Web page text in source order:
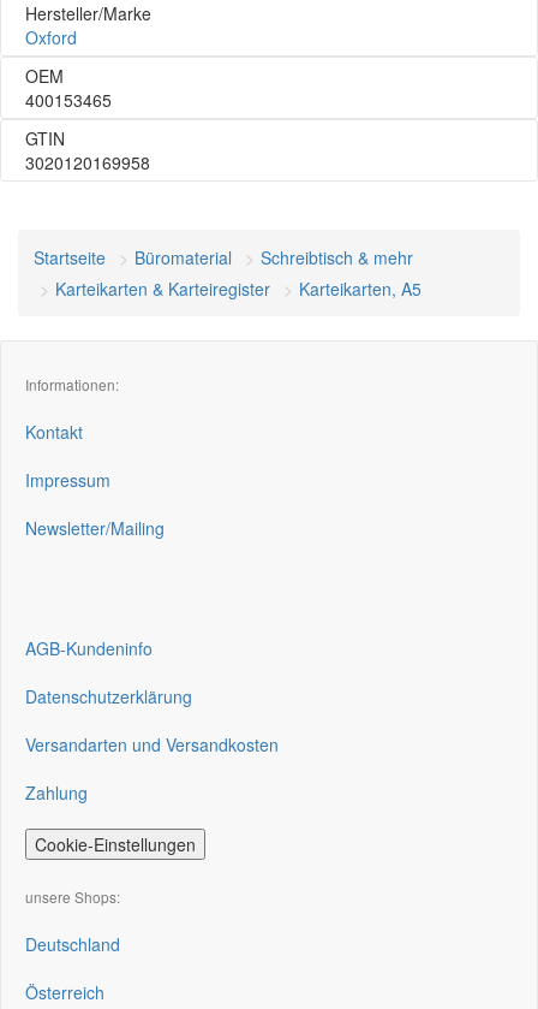
Hersteller/Marke
Oxford
OEM
400153465
GTIN
3020120169958
Startseite Büromaterial
Schreibtisch & mehr
Karteikarten & Karteiregister
Karteikarten, A5
Informationen:
Kontakt
Impressum
Newsletter/Mailing
AGB-Kundeninfo
Datenschutzerklärung
Versandarten und Versandkosten
Zahlung
Cookie-Einstellungen
unsere Shops:
Deutschland
Österreich